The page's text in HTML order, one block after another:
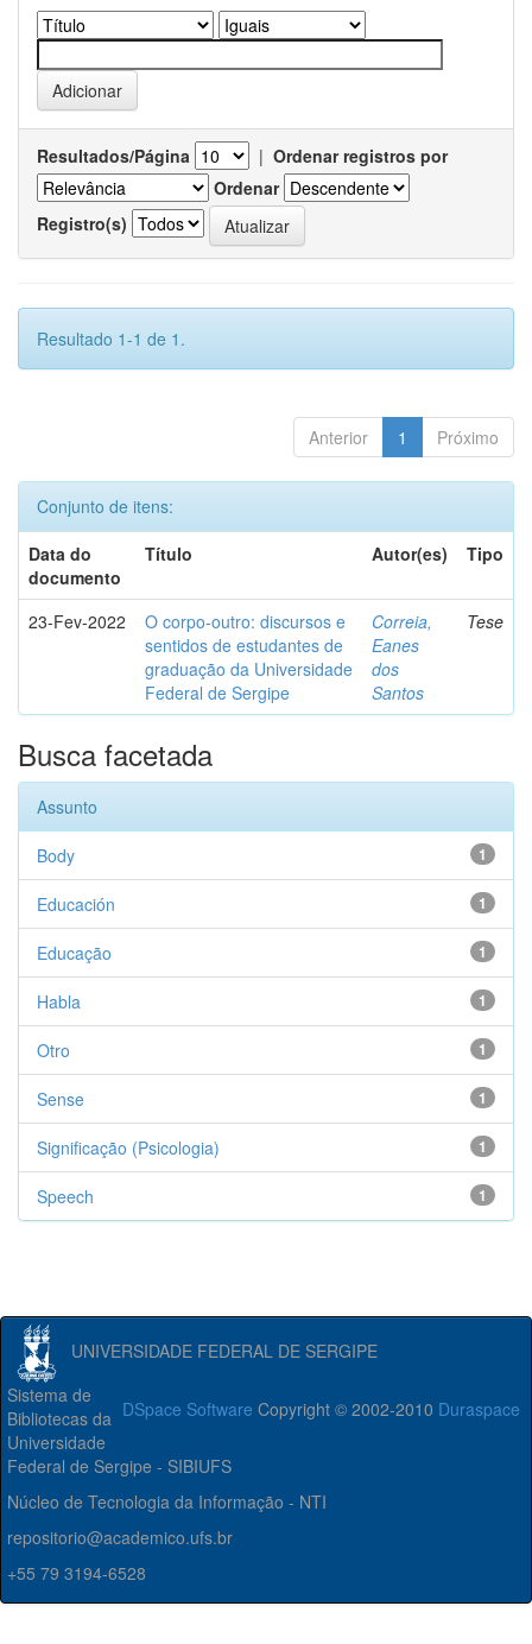
Resultados/Página | Ordenar registros por
Ordenar
Registro(s)
Resultado 1-1 de 1.
Anterior 1 Próximo
Conjunto de itens:
Data do
documento
Título Autor(es) Tipo
23-Fev-2022
O corpo-outro: discursos e
sentidos de estudantes de
graduação da Universidade
Federal de Sergipe
Correia,
Eanes
dos
Santos
Tese
Busca facetada
Assunto
1
Body
1
Educación
1
Educação
1
Habla
1
Otro
1
Sense
1
Significação (Psicologia)
1
Speech
UNIVERSIDADE FEDERAL DE SERGIPE
DSpace Software Copyright © 2002-2010 Duraspace
Sistema de
Bibliotecas da
Universidade
Federal de Sergipe - SIBIUFS
Núcleo de Tecnologia da Informação - NTI
repositorio@academico.ufs.br
+55 79 3194-6528